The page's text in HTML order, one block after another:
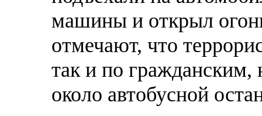
машины и открыл
отмечают, что
так и по гражданским,
около автобусной